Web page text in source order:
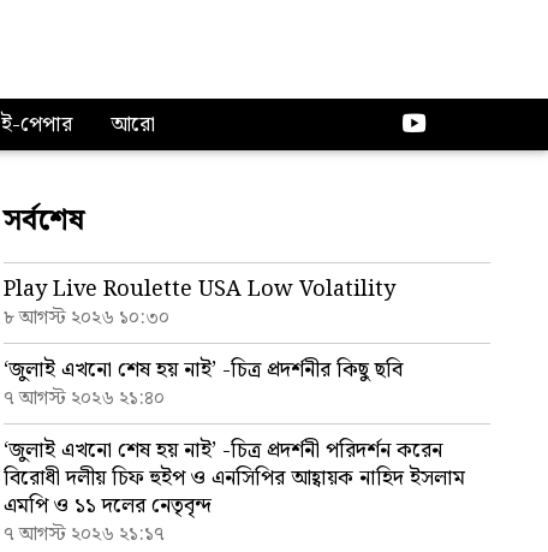
ই-পেপার আরো
সর্বশেষ
Play Live Roulette USA Low Volatility
৮ আগস্ট ২০২৬ ১০:৩০
‘জুলাই এখনো শেষ হয় নাই’ -চিত্র প্রদর্শনীর কিছু ছবি
৭ আগস্ট ২০২৬ ২১:৪০
‘জুলাই এখনো শেষ হয় নাই’ -চিত্র প্রদর্শনী পরিদর্শন করেন
বিরোধী দলীয় চিফ হুইপ ও এনসিপির আহ্বায়ক নাহিদ ইসলাম
এমপি ও ১১ দলের নেতৃবৃন্দ
৭ আগস্ট ২০২৬ ২১:১৭